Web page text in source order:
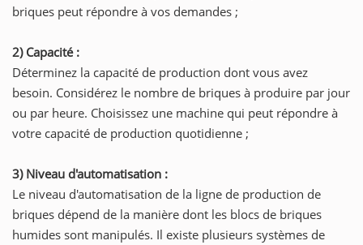
briques peut répondre à vos demandes ;
2) Capacité :
Déterminez la capacité de production dont vous avez
besoin. Considérez le nombre de briques à produire par jour
ou par heure. Choisissez une machine qui peut répondre à
votre capacité de production quotidienne ;
3) Niveau d'automatisation :
Le niveau d'automatisation de la ligne de production de
briques dépend de la manière dont les blocs de briques
humides sont manipulés. Il existe plusieurs systèmes de